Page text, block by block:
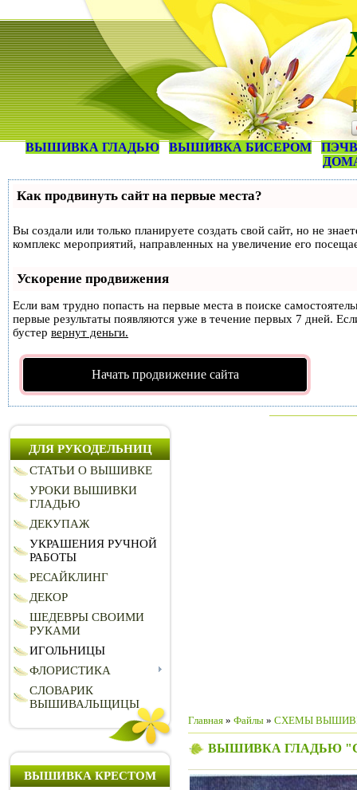
ВЫШИВКА ГЛАДЬЮ ВЫШИВКА БИСЕРОМ
Как продвинуть сайт на первые места?
Вы создали или только планируете создать свой сайт, но не
комплекс мероприятий, направленных на увеличение его
Ускорение продвижения
Если вам трудно попасть на первые места в поиске
первые результаты появляются уже в течение первых 7 дней.
бустер вернут деньги.
Начать продвижение сайта
ДЛЯ РУКОДЕЛЬНИЦ
СТАТЬИ О ВЫШИВКЕ
УРОКИ ВЫШИВКИ
ГЛАДЬЮ
ДЕКУПАЖ
УКРАШЕНИЯ РУЧНОЙ
РАБОТЫ
РЕСАЙКЛИНГ
ДЕКОР
ШЕДЕВРЫ СВОИМИ
РУКАМИ
ИГОЛЬНИЦЫ
ФЛОРИСТИКА
СЛОВАРИК
ВЫШИВАЛЬЩИЦЫ
ВЫШИВКА КРЕСТОМ
Главная » Файлы » CХЕМЫ
ВЫШИВКА ГЛАДЬЮ